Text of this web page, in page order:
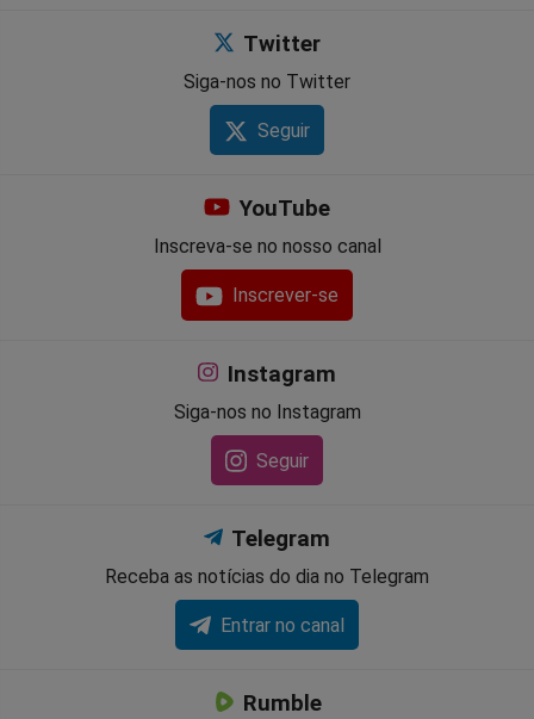
Twitter
Siga-nos no Twitter
Seguir
YouTube
Inscreva-se no nosso canal
Inscrever-se
Instagram
Siga-nos no Instagram
Seguir
Telegram
Receba as notícias do dia no Telegram
Entrar no canal
Rumble